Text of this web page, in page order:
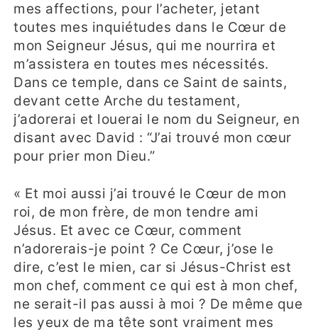
mes affections, pour l’acheter, jetant
toutes mes inquiétudes dans le Cœur de
mon Seigneur Jésus, qui me nourrira et
m’assistera en toutes mes nécessités.
Dans ce temple, dans ce Saint de saints,
devant cette Arche du testament,
j’adorerai et louerai le nom du Seigneur, en
disant avec David : “J’ai trouvé mon cœur
pour prier mon Dieu.”
« Et moi aussi j’ai trouvé le Cœur de mon
roi, de mon frère, de mon tendre ami
Jésus. Et avec ce Cœur, comment
n’adorerais-je point ? Ce Cœur, j’ose le
dire, c’est le mien, car si Jésus-Christ est
mon chef, comment ce qui est à mon chef,
ne serait-il pas aussi à moi ? De même que
les yeux de ma tête sont vraiment mes